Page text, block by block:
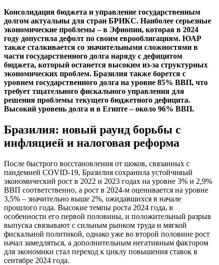
Консолидация бюджета и управление государственным
долгом актуальны для стран БРИКС. Наиболее серьезные
экономические проблемы – в Эфиопии, которая в 2024
году допустила дефолт по своим еврооблигациям. ЮАР
также сталкивается со значительными сложностями в
части государственного долга наряду с дефицитом
бюджета, который останется высоким из-за структурных
экономических проблем. Бразилия также борется с
уровнем государственного долга на уровне 85% ВВП, что
требует тщательного фискального управления для
решения проблемы текущего бюджетного дефицита.
Высокий уровень долга и в Египте – около 96% ВВП.
Бразилия: новый раунд борьбы с
инфляцией и налоговая реформа
После быстрого восстановления от шоков, связанных с
пандемией COVID-19, Бразилия сохранила устойчивый
экономический рост в 2022 и 2023 годах на уровне 3% и 2,9%
ВВП соответственно, а рост в 2024-м оценивается на уровне
3,5% – значительно выше 2%, ожидавшихся в начале
прошлого года. Высокие темпы роста 2024 года, в
особенности его первой половины, и положительный разрыв
выпуска связывают с сильным рынком труда и мягкой
фискальной политикой, однако уже во второй половине рост
начал замедляться, а дополнительным негативным фактором
для экономики стал переход к циклу повышения ставок в
сентябре 2024 года.